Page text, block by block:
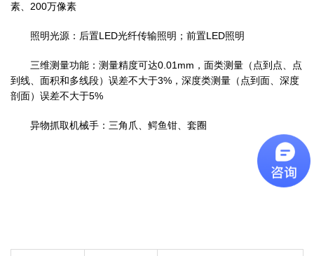
素、200万像素
照明光源：后置LED光纤传输照明；前置LED照明
三维测量功能：测量精度可达0.01mm，面类测量（点到点、点
到线、面积和多线段）误差不大于3%，深度类测量（点到面、深度
剖面）误差不大于5%
异物抓取机械手：三角爪、鳄鱼钳、套圈